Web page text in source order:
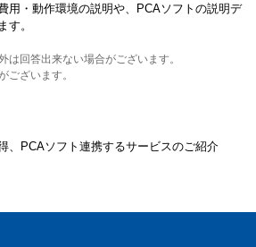
用・動作環境の説明や、PCAソフトの説明デ
す。
回答出来ない場合がございます。
ございます。
、PCAソフト連携するサービスのご紹介